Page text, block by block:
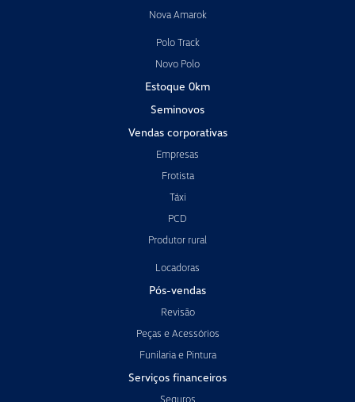
Nova Amarok
Polo Track
Novo Polo
Estoque 0km
Seminovos
Vendas corporativas
Empresas
Frotista
Táxi
PCD
Produtor rural
Locadoras
Pós-vendas
Revisão
Peças e Acessórios
Funilaria e Pintura
Serviços financeiros
Seguros